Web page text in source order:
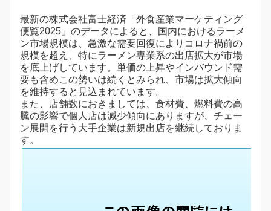
最新の株式会社富士経済「外食産業マーケティング
便覧2025」のデータによると、国内におけるラーメ
ン市場規模は、急激な需要回復によりコロナ禍前の
規模を超え、特にラーメン専業系の出店拡大が市場
を底上げしています。単価の上昇やインバウンド需
要も含めこの勢いは続くとみられ、市場は拡大傾向
を維持すると見込まれています。
また、店舗数におきましては、食材費、燃料費の高
騰の影響で個人店は減少傾向にありますが、チェー
ン展開を行う大手企業は新規出店を継続しておりま
す。